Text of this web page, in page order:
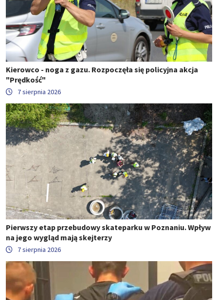
Kierowco - noga z gazu. Rozpoczęła się policyjna akcja
"Prędkość"
7 sierpnia 2026
Pierwszy etap przebudowy skateparku w Poznaniu. Wpływ
na jego wygląd mają skejterzy
7 sierpnia 2026